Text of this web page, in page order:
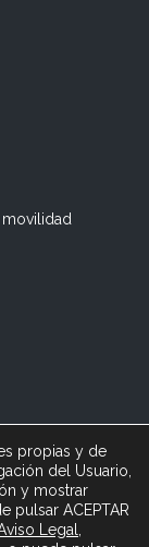
:: Alquiler
·
propias y de
del Usuario,
y mostrar
pulsar ACEPTAR
Legal